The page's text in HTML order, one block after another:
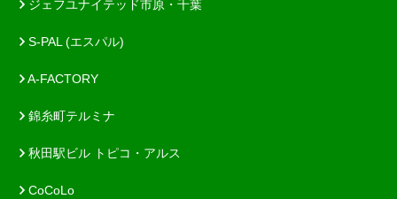
ジェフユナイテッド市原・千葉
S-PAL (エスパル)
A-FACTORY
錦糸町テルミナ
秋田駅ビル トピコ・アルス
CoCoLo